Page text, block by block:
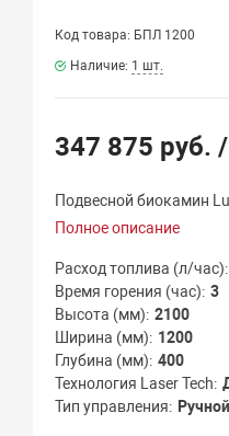
Код товара: БПЛ 1200
Наличие: 1 шт.
347 875 руб.
Подвесной биокамин
Полное описание
Расход топлива (л/час)
Время горения (час) 3
Высота (мм) 2100
Ширина (мм)
1200
Глубина (мм) 400
Технология Laser Tech
Тип управления
Ручной